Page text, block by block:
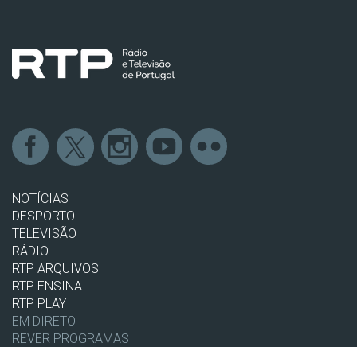
NOTÍCIAS
DESPORTO
TELEVISÃO
RÁDIO
RTP ARQUIVOS
RTP ENSINA
RTP PLAY
EM DIRETO
REVER PROGRAMAS